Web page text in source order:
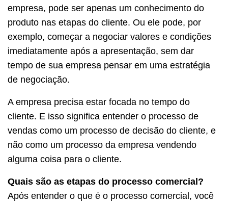
empresa, pode ser apenas um conhecimento do
produto nas etapas do cliente. Ou ele pode, por
exemplo, começar a negociar valores e condições
imediatamente após a apresentação, sem dar
tempo de sua empresa pensar em uma estratégia
de negociação.
A empresa precisa estar focada no tempo do
cliente. E isso significa entender o processo de
vendas como um processo de decisão do cliente, e
não como um processo da empresa vendendo
alguma coisa para o cliente.
Quais são as etapas do processo comercial?
Após entender o que é o processo comercial, você